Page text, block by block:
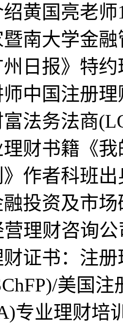
黄国亮老
南大学金
日报》特
中国注册
法务法商
财书籍《
作者科班
投资及市
理财咨询
证书：注
美国
专业理财培